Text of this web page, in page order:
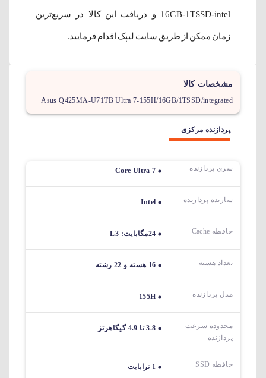
16GB-1TSSD-intel و دریافت این کالا در سریع‌ترین
زمان ممکن از طریق سایت لیپک اقدام فرمایید.
مشخصات کالا
Asus Q425MA-U71TB Ultra 7-155H/16GB/1TSSD/integrated
پردازنده مرکزی
سری پردازنده Core Ultra 7
سازنده پردازنده Intel
حافظه Cache 24مگابایت: L3
تعداد هسته 16 هسته و 22 رشته
مدل پردازنده 155H
محدوده سرعت
پردازنده
3.8 تا 4.9 گیگاهرتز
حافظه SSD 1 ترابایت